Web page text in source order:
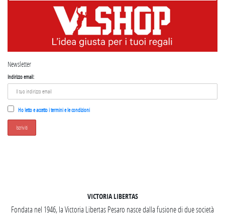
Newsletter
Indirizzo email:
Ho letto e accetto i termini e le condizioni
VICTORIA LIBERTAS
Fondata nel 1946, la Victoria Libertas Pesaro nasce dalla fusione di due società